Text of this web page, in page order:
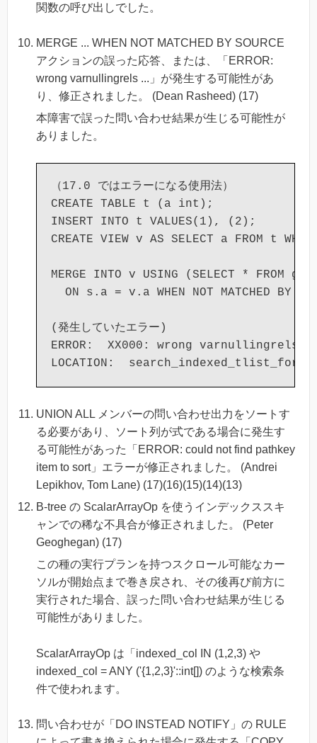
関数の呼び出しでした。
MERGE ... WHEN NOT MATCHED BY SOURCE
アクションの誤った応答、または、「ERROR:
wrong varnullingrels ...」が発生する可能性があ
り、修正されました。 (Dean Rasheed) (17)
本障害で誤った問い合わせ結果が生じる可能性が
ありました。
（17.0 ではエラーになる使用法）
CREATE TABLE t (a int);
INSERT INTO t VALUES(1), (2);
CREATE VIEW v AS SELECT a FROM t
MERGE INTO v USING (SELECT *
ON s.a = v.a WHEN NOT MATCHED BY
(発生していたエラー)
ERROR:  XX000: wrong
UNION ALL メンバーの問い合わせ出力をソートす
る必要があり、ソート列が式である場合に発生す
る可能性があった「ERROR: could not find pathkey
item to sort」エラーが修正されました。 (Andrei
Lepikhov, Tom Lane) (17)(16)(15)(14)(13)
B-tree の ScalarArrayOp を使うインデックススキ
ャンでの稀な不具合が修正されました。 (Peter
Geoghegan) (17)
この種の実行プランを持つスクロール可能なカー
ソルが開始点まで巻き戻され、その後再び前方に
実行された場合、誤った問い合わせ結果が生じる
可能性がありました。
ScalarArrayOp は「indexed_col IN (1,2,3) や
indexed_col = ANY ('{1,2,3}'::int[]) のような検索条
件で使われます。
問い合わせが「DO INSTEAD NOTIFY」の RULE